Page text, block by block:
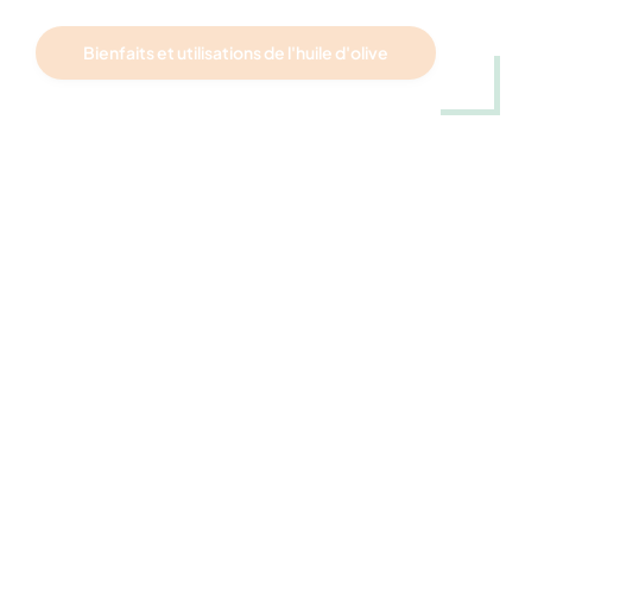
Bienfaits et utilisations de l'huile d'olive